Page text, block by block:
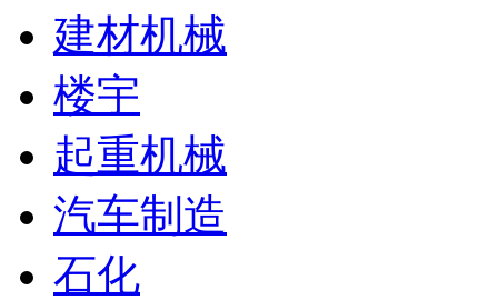
建材机械
楼宇
起重机械
汽车制造
石化